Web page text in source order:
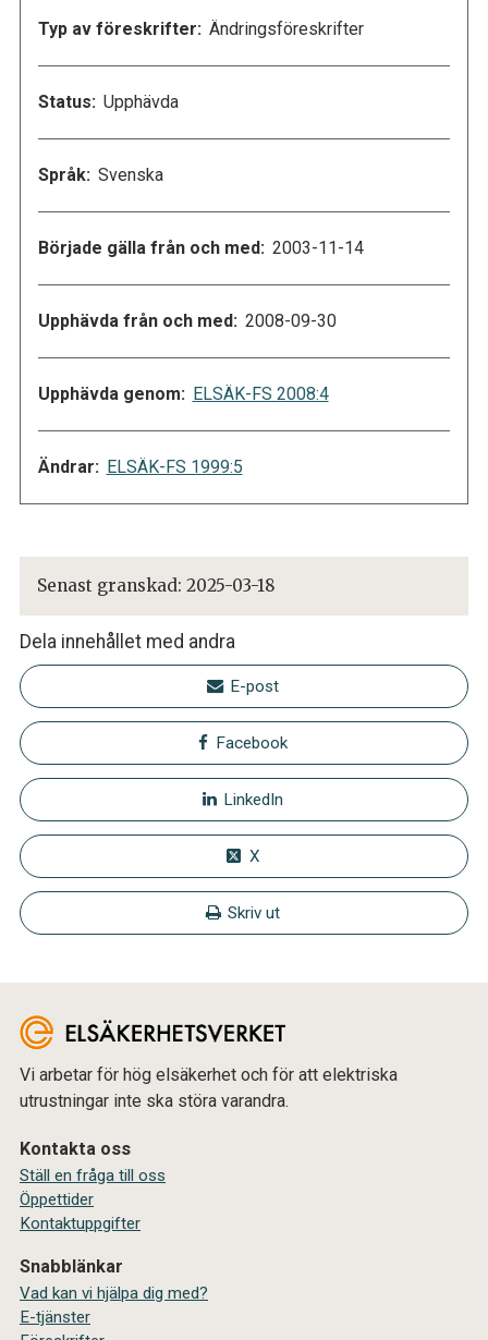
Typ av föreskrifter: Ändringsföreskrifter
Status: Upphävda
Språk: Svenska
Började gälla från och med: 2003-11-14
Upphävda från och med: 2008-09-30
Upphävda genom: ELSÄK-FS 2008:4
Ändrar: ELSÄK-FS 1999:5
Senast granskad: 2025-03-18
Dela innehållet med andra
E-post
Facebook
LinkedIn
X
Skriv ut
Vi arbetar för hög elsäkerhet och för att elektriska
utrustningar inte ska störa varandra.
Kontakta oss
Ställ en fråga till oss
Öppettider
Kontaktuppgifter
Snabblänkar
Vad kan vi hjälpa dig med?
E-tjänster